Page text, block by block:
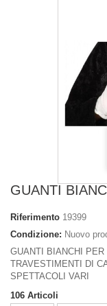
GUANTI
Riferimento 19399
Condizione: Nuovo
GUANTI BIANCHI
TRAVESTIMENTI DI
SPETTACOLI VARI
106 Articoli